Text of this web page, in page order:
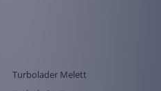
Turbolader Melett